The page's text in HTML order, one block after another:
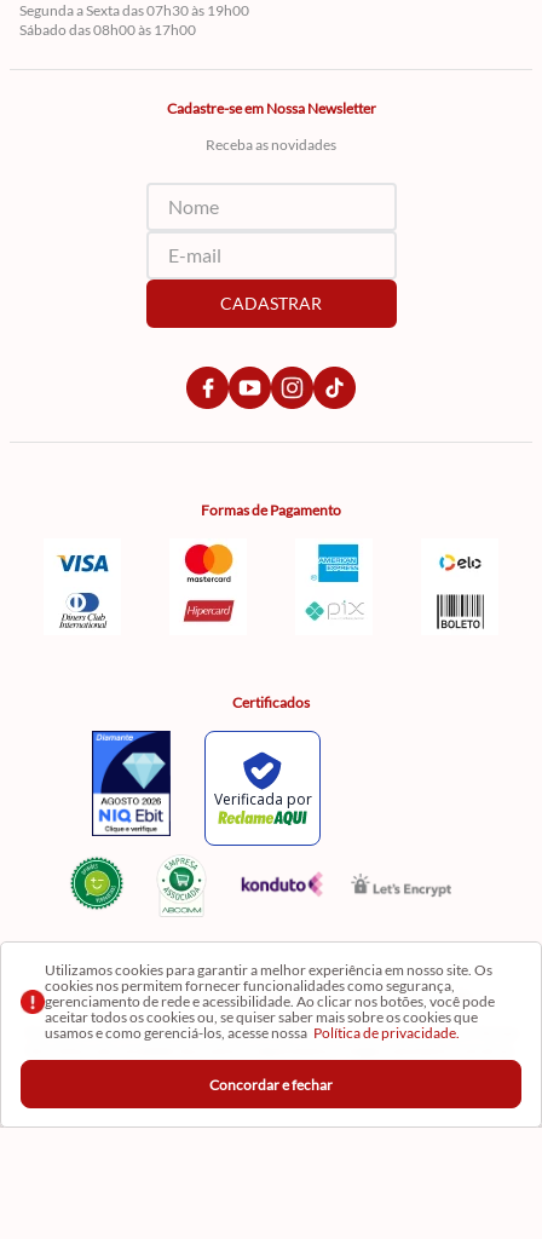
Utilizamos cookies para garantir a melhor experiência em nosso site. Os
cookies nos permitem fornecer funcionalidades como segurança,
gerenciamento de rede e acessibilidade. Ao clicar nos botões, você pode
aceitar todos os cookies ou, se quiser saber mais sobre os cookies que
usamos e como gerenciá-los, acesse nossa Política de privacidade.
Concordar e fechar
Segunda a Sexta das 07h30 às 19h00
Sábado das 08h00 às 17h00
Cadastre-se em Nossa Newsletter
Receba as novidades
CADASTRAR
Formas de Pagamento
Certificados
Razão Social: Comercial Luzia Meire de Gêneros Alimentícios LTDA | CNPJ:
08.991.182/0001-11
Os preços, produtos e quantidades da Loja Virtual não se aplicam aos da Loja Física. Na Loja